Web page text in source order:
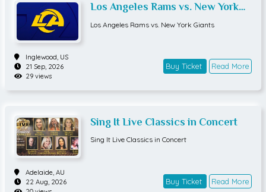
Los Angeles Rams vs. New York
Giants
Los Angeles Rams vs. New York Giants
Inglewood, US
21 Sep, 2026
29 views
Buy Ticket Read More
Sing It Live Classics in Concert
Sing It Live Classics in Concert
Adelaide, AU
22 Aug, 2026
Buy Ticket Read More